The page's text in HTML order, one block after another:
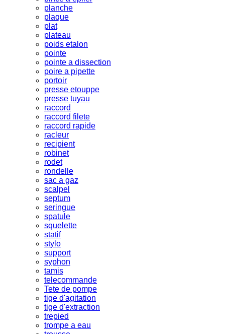
planche
plaque
plat
plateau
poids etalon
pointe
pointe a dissection
poire a pipette
portoir
presse etouppe
presse tuyau
raccord
raccord filete
raccord rapide
racleur
recipient
robinet
rodet
rondelle
sac a gaz
scalpel
septum
seringue
spatule
squelette
statif
stylo
support
syphon
tamis
telecommande
Tete de pompe
tige d'agitation
tige d'extraction
trepied
trompe a eau